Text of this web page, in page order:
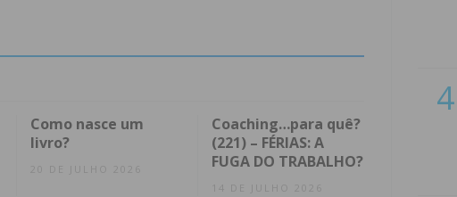
Como nasce um
livro?
Coaching…para quê?
(221) – FÉRIAS: A
FUGA DO TRABALHO?
14 DE JULHO 2026
4